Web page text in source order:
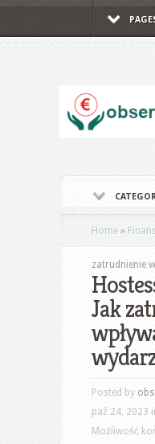
Home »
zatrudnienie
Jak
Posted by
paź 24, 2023
Możliwość